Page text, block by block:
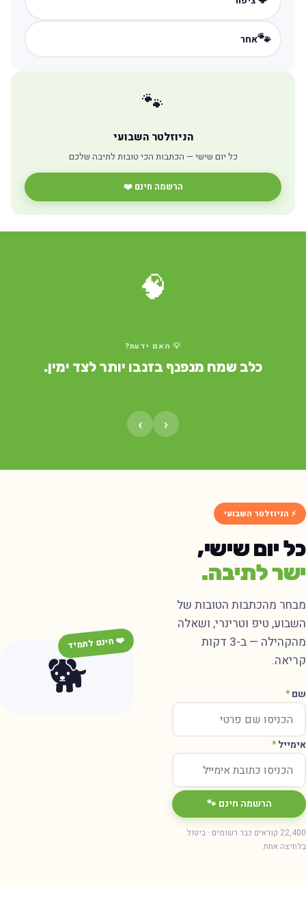
🐾אחר
🐾
הניוזלטר השבועי
כל יום שישי — הכתבות הכי טובות לתיבה שלכם
הרשמה חינם ❤️
🧠
💡 האם ידעת?
כלב שמח מנפנף בזנבו יותר לצד ימין.
⚡ הניוזלטר השבועי
יום שישי,
לתיבה.
מהכתבות הטובות של
טיפ וטרינרי, ושאלה
מהקהילה — ב-3 דקות
*
*
הרשמה חינם 🐾
22,400 קוראים כבר רשומים · ביטול
אחת
🐕
❤️ חינם לתמיד